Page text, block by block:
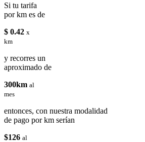
Si tu tarifa
por km es de
$ 0.42 x
km
y recorres un
aproximado de
300km al
mes
entonces, con nuestra modalidad
de pago por km serían
$126 al